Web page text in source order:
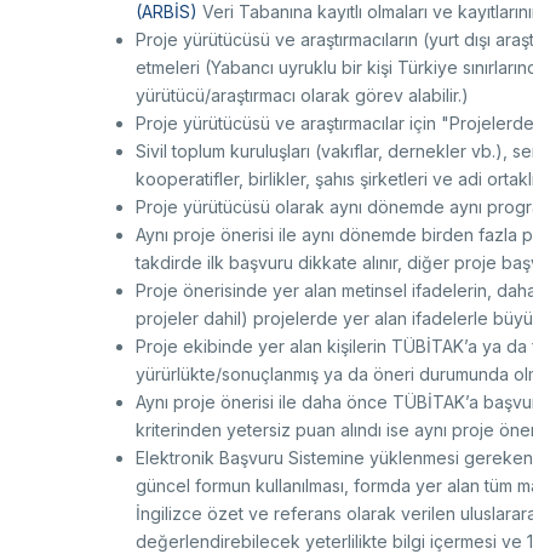
(ARBİS) Veri Tabanına kayıtlı olmaları ve
Proje yürütücüsü ve araştırmacıların (yurt dışı
etmeleri (Yabancı uyruklu bir kişi Türkiye
yürütücü/araştırmacı olarak görev alabilir.)
Proje yürütücüsü ve araştırmacılar için "Projelerde
Sivil toplum kuruluşları (vakıflar, dernekler vb.),
kooperatifler, birlikler, şahıs şirketleri ve adi
Proje yürütücüsü olarak aynı dönemde aynı
Aynı proje önerisi ile aynı dönemde birden fazla
takdirde ilk başvuru dikkate alınır, diğer proje
Proje önerisinde yer alan metinsel ifadelerin,
projeler dahil) projelerde yer alan ifadelerle
Proje ekibinde yer alan kişilerin TÜBİTAK’a ya
yürürlükte/sonuçlanmış ya da öneri durumunda
Aynı proje önerisi ile daha önce TÜBİTAK’a
kriterinden yetersiz puan alındı ise aynı proje
Elektronik Başvuru Sistemine yüklenmesi
güncel formun kullanılması, formda yer alan tüm
İngilizce özet ve referans olarak verilen
değerlendirebilecek yeterlilikte bilgi içermesi ve 1.